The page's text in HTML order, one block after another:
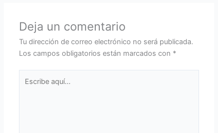
Deja un comentario
Tu dirección de correo electrónico no será publicada.
Los campos obligatorios están marcados con *
aquí...